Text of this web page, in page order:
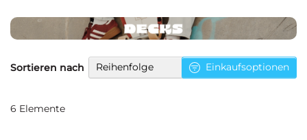
6 Elemente
Sortieren nach
Absteigend
sortieren
Einkaufsoptionen